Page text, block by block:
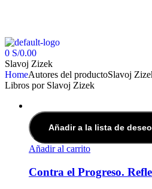
0 S/0.00
Slavoj Zizek
HomeAutores del productoSlavoj
Libros por Slavoj Zizek
Añadir a la lista de
Añadir al carrito
Contra el Progreso.